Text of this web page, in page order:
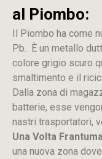
al Piombo:
Il Piombo ha come
Pb. È un metallo
colore grigio scuro
smaltimento e il
Dalla zona di
batterie, esse
nastri trasportatori,
Una Volta
una nuova zona